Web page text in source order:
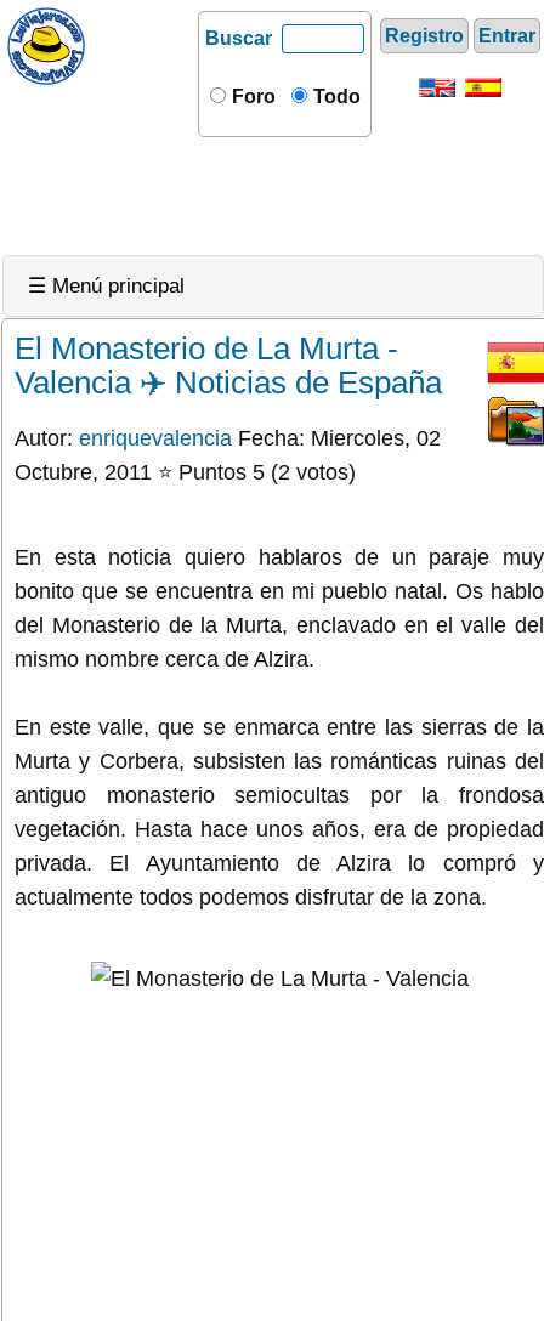
Registro Entrar
Buscar
Foro Todo
☰ Menú principal
El Monasterio de La Murta -
Valencia ✈️ Noticias de España
Autor: enriquevalencia Fecha: Miercoles, 02
Octubre, 2011 ⭐ Puntos 5 (2 votos)
En esta noticia quiero hablaros de un paraje muy
bonito que se encuentra en mi pueblo natal. Os hablo
del Monasterio de la Murta, enclavado en el valle del
mismo nombre cerca de Alzira.
En este valle, que se enmarca entre las sierras de la
Murta y Corbera, subsisten las románticas ruinas del
antiguo monasterio semiocultas por la frondosa
vegetación. Hasta hace unos años, era de propiedad
privada. El Ayuntamiento de Alzira lo compró y
actualmente todos podemos disfrutar de la zona.